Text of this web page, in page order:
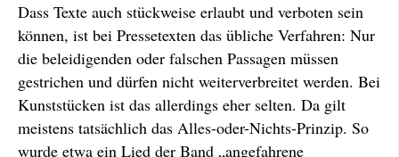
Dass Texte auch stückweise erlaubt und verboten sein
können, ist bei Pressetexten das übliche Verfahren: Nur
die beleidigenden oder falschen Passagen müssen
gestrichen und dürfen nicht weiter­verbreitet werden. Bei
Kunst­stücken ist das allerdings eher selten. Da gilt
meistens tat­sächlich das Alles-oder-Nichts-Prinzip. So
wurde etwa ein Lied der Band „angefahrene